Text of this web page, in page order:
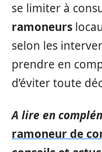
se limiter à
ramoneurs
selon les
prendre en
d’éviter toute
A lire en
ramoneur de